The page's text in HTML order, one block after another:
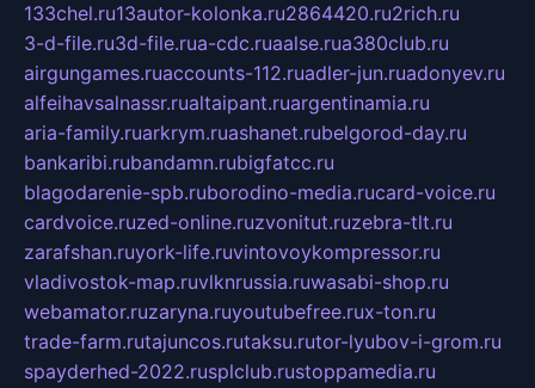
133chel.ru13autor-kolonka.ru2864420.ru2rich.ru
3-d-file.ru3d-file.rua-cdc.ruaalse.rua380club.ru
airgungames.ruaccounts-112.ruadler-jun.ruadonyev.ru
alfeihavsalnassr.rualtaipant.ruargentinamia.ru
aria-family.ruarkrym.ruashanet.rubelgorod-day.ru
bankaribi.rubandamn.rubigfatcc.ru
blagodarenie-spb.ruborodino-media.rucard-voice.ru
cardvoice.ruzed-online.ruzvonitut.ruzebra-tlt.ru
zarafshan.ruyork-life.ruvintovoykompressor.ru
vladivostok-map.ruvlknrussia.ruwasabi-shop.ru
webamator.ruzaryna.ruyoutubefree.rux-ton.ru
trade-farm.rutajuncos.rutaksu.rutor-lyubov-i-grom.ru
spayderhed-2022.rusplclub.rustoppamedia.ru